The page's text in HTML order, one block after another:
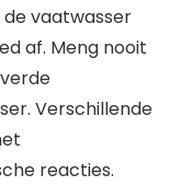
vaatwasser
af. Meng nooit
Verschillende
reacties.